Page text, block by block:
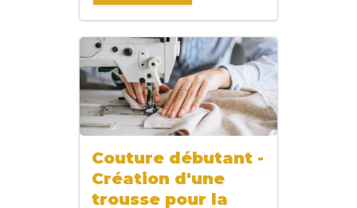
Couture débutant -
Création d'une
trousse pour la